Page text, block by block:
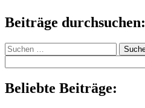
Beiträge durchsuchen:
Suchen
nach:
Beliebte Beiträge: